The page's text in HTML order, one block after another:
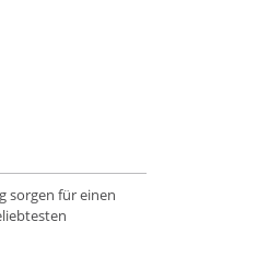
sorgen für einen